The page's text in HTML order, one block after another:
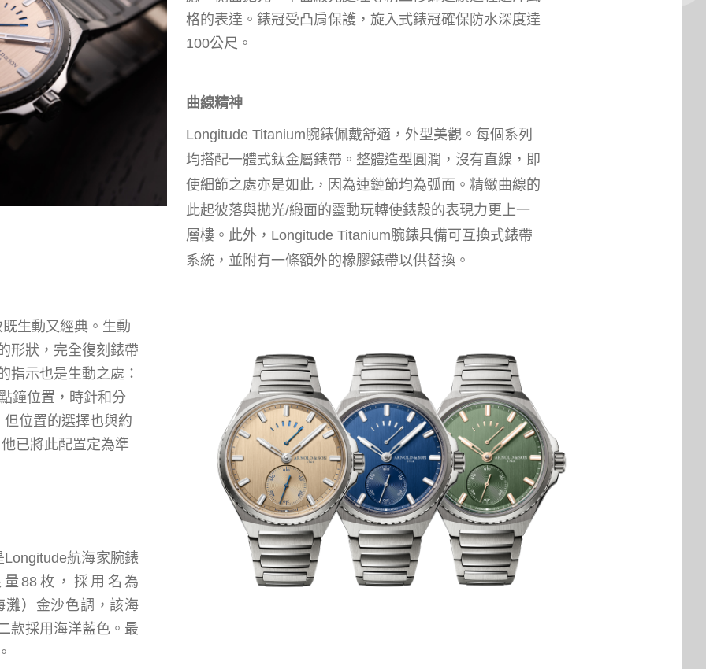
格的表達。錶冠受凸肩保護，旋入式錶冠確保防水深度達
100公尺。
曲線精神
Longitude Titanium腕錶佩戴舒適 ，外型美觀 。每個系列
均搭配一體式鈦金屬錶帶。整體造型圓潤，沒有直線，即
使細節之處亦是如此，因為連鏈節均為弧面。精緻曲線的
此起彼落與拋光/緞面的靈動玩轉使錶殼的表現力更上一
層樓。此外，Longitude Titanium腕錶具備可互換式錶帶
系統，並附有一條額外的橡膠錶帶以供替換 。
既生動又經典。生動
形狀，完全復刻錶帶
指示也是生動之處：
鐘位置，時針和分
位置的選擇也與約
已將此配置定為準
航海家腕錶
88枚，採用名為
灘）金沙色調，該海
款採用海洋藍色。最